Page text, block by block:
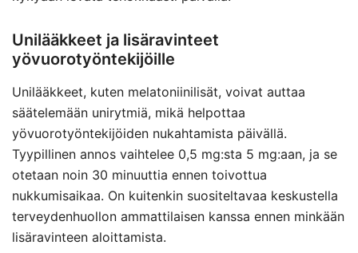
Unilääkkeet ja lisäravinteet
yövuorotyöntekijöille
Unilääkkeet, kuten melatoniinilisät, voivat auttaa
säätelemään unirytmiä, mikä helpottaa
yövuorotyöntekijöiden nukahtamista päivällä.
Tyypillinen annos vaihtelee 0,5 mg:sta 5 mg:aan, ja se
otetaan noin 30 minuuttia ennen toivottua
nukkumisaikaa. On kuitenkin suositeltavaa keskustella
terveydenhuollon ammattilaisen kanssa ennen minkään
lisäravinteen aloittamista.